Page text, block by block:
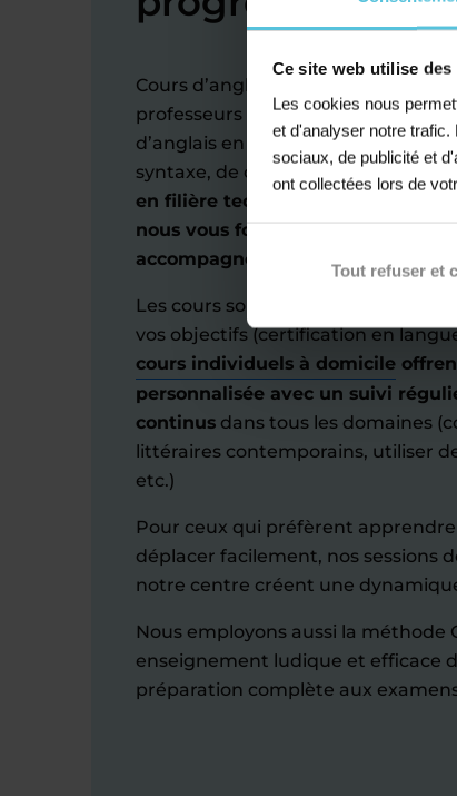
Ce site web utilise des
Les cookies nous
et d'analyser notre
sociaux, de publicité et
ont collectées lors de
Tout refuser et
Cours d’anglais au lycée à Saint-
professeurs d'anglais sont
d’anglais en individuel ou en petit
syntaxe, de compréhension orale
en filière technologique, avec ou
nous vous formons aux épreuves
accompagnement entièrement
Les cours sont adaptés à votre
vos objectifs (certification en
cours individuels à domicile
personnalisée avec un suivi
continus dans tous les domaines
littéraires contemporains, utiliser
etc.)
Pour ceux qui préfèrent
déplacer facilement, nos sessions
notre centre créent une
Nous employons aussi la méthode
enseignement ludique et efficace
préparation complète aux